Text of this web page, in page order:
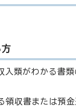
方
類がわかる書
収書または預金